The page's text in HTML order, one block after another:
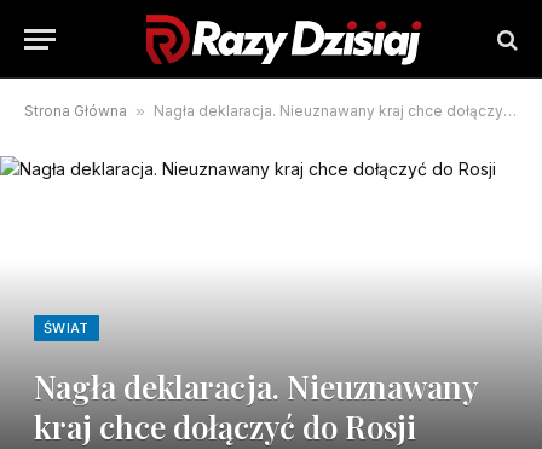
Strona Główna » Nagła deklaracja. Nieuznawany kraj chce dołączyć do Rosji
ŚWIAT
Nagła deklaracja. Nieuznawany
kraj chce dołączyć do Rosji